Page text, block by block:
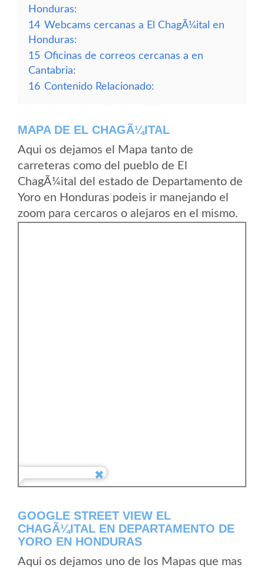
Honduras:
14 Webcams cercanas a El ChagÃ¼ital en
Honduras:
15 Oficinas de correos cercanas a en
Cantabria:
16 Contenido Relacionado:
MAPA DE EL CHAGÃ¼ITAL
Aqui os dejamos el Mapa tanto de
carreteras como del pueblo de El
ChagÃ¼ital del estado de Departamento de
Yoro en Honduras podeis ir manejando el
zoom para cercaros o alejaros en el mismo.
GOOGLE STREET VIEW EL
CHAGÃ¼ITAL EN DEPARTAMENTO DE
YORO EN HONDURAS
Aqui os dejamos uno de los Mapas que mas